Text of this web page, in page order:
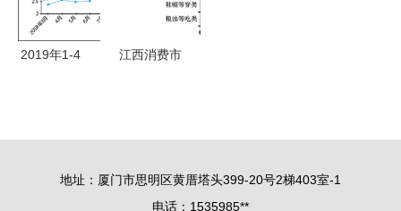
2019年1-4
江西消费市
地址：厦门市思明区黄厝塔头399-20号2梯403室-1
电话：1535985**